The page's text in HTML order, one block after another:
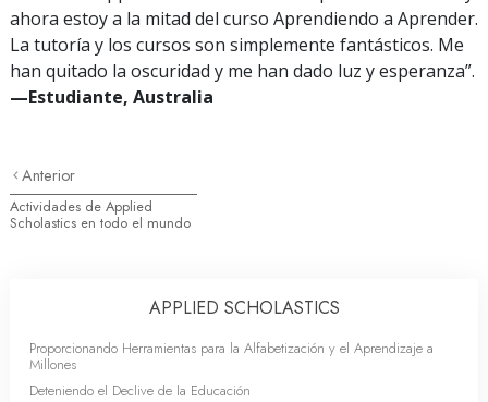
ahora estoy a la mitad del curso Aprendiendo a Aprender.
La tutoría y los cursos son simplemente fantásticos. Me
han quitado la oscuridad y me han dado luz y esperanza”.
—Estudiante, Australia
Anterior
Actividades de Applied
Scholastics en todo el mundo
APPLIED SCHOLASTICS
Proporcionando Herramientas para la Alfabetización y el Aprendizaje a
Millones
Deteniendo el Declive de la Educación